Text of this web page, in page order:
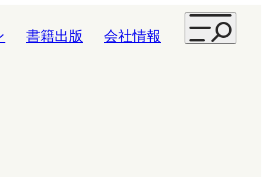
書籍出版 会社情報